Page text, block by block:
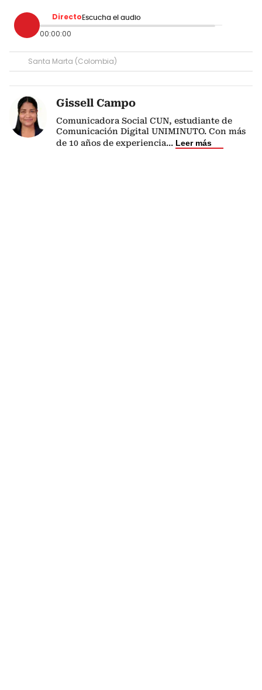
Directo Escucha el audio
00:00:00
Santa Marta (Colombia)
Gissell Campo
Comunicadora Social CUN, estudiante de
Comunicación Digital UNIMINUTO. Con más
de 10 años de experiencia... Leer más